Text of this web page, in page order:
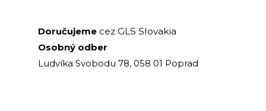
Doručujeme cez GLS Slovakia
Osobný odber
Ludvíka Svobodu 78, 058 01 Poprad